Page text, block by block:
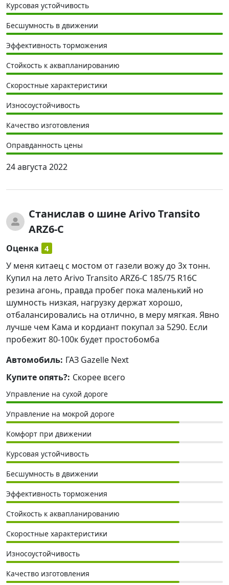
Курсовая устойчивость
Бесшумность в движении
Эффективность торможения
Стойкость к аквапланированию
Скоростные характеристики
Износоустойчивость
Качество изготовления
Оправданность цены
24 августа 2022
Станислав о шине Arivo Transito
ARZ6-C
Оценка 4
У меня китаец с мостом от газели вожу до 3х тонн.
Купил на лето Arivo Transito ARZ6-C 185/75 R16C
резина агонь, правда пробег пока маленький но
шумность низкая, нагрузку держат хорошо,
отбалансировались на отлично, в меру мягкая. Явно
лучше чем Кама и кордиант покупал за 5290. Если
пробежит 80-100к будет простобомба
Автомобиль: ГАЗ Gazelle Next
Купите опять?: Скорее всего
Управление на сухой дороге
Управление на мокрой дороге
Комфорт при движении
Курсовая устойчивость
Бесшумность в движении
Эффективность торможения
Стойкость к аквапланированию
Скоростные характеристики
Износоустойчивость
Качество изготовления